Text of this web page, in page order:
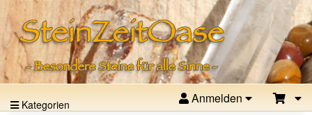
Kategorien Anmelden